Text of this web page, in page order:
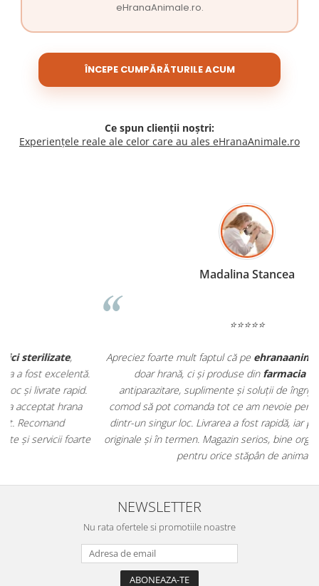
eHranaAnimale.ro.
ÎNCEPE CUMPĂRĂTURILE ACUM
Ce spun clienții noștri:
Experiențele reale ale celor care au ales eHranaAnimale.ro
Madalina Stancea
Apreciez foarte mult faptul că peehranaanimale.ro găsesc nu
doar hrană, ci și produse dinfarmacia veterinară:
antiparazitare, suplimente și soluții de îngrijire. Este foarte
comod să pot comanda tot ce am nevoie pentru animalul meu
dintr-un singur loc. Livrarea a fost rapidă, iar produsele au fost
originale și în termen. Magazin serios, bine organizat și foarte util
pentru orice stăpân de animale.
NEWSLETTER
Nu rata ofertele si promotiile noastre